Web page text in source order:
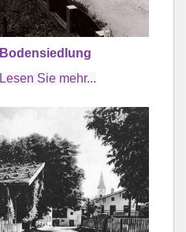
Bodensiedlung
Lesen Sie mehr...